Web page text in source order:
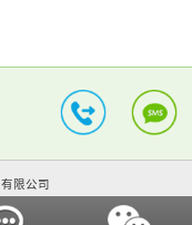
限公司